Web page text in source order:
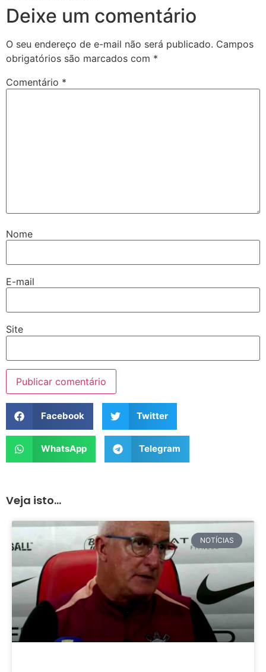
Deixe um comentário
O seu endereço de e-mail não será publicado. Campos
obrigatórios são marcados com *
Comentário *
Nome
E-mail
Site
Facebook Twitter
WhatsApp Telegram
Veja isto...
NOTÍCIAS